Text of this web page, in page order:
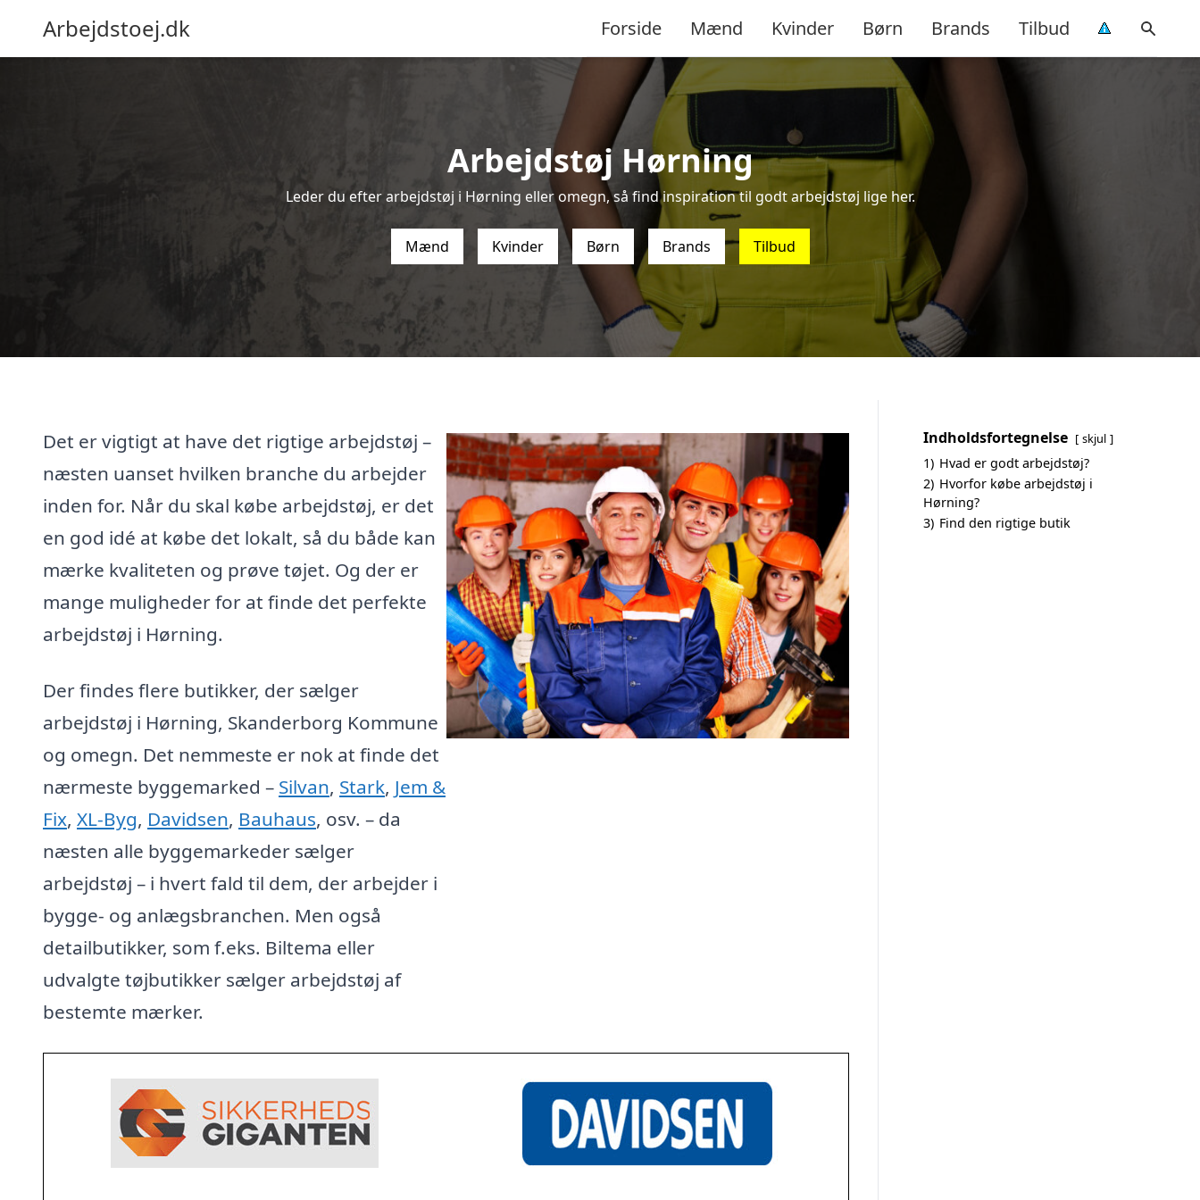
Arbejdstoej.dk Forside Mænd Kvinder Børn Brands Tilbud
Arbejdstøj Hørning
Leder du efter arbejdstøj i Hørning eller omegn, så find inspiration til godt arbejdstøj lige her.
Mænd Kvinder Børn Brands Tilbud
Det er vigtigt at have det rigtige arbejdstøj –
næsten uanset hvilken branche du arbejder
inden for. Når du skal købe arbejdstøj, er det
en god idé at købe det lokalt, så du både kan
mærke kvaliteten og prøve tøjet. Og der er
mange muligheder for at finde det perfekte
arbejdstøj i Hørning.
Der findes flere butikker, der sælger
arbejdstøj i Hørning, Skanderborg Kommune
og omegn. Det nemmeste er nok at finde det
nærmeste byggemarked – Silvan, Stark, Jem &
Fix, XL-Byg, Davidsen, Bauhaus, osv. – da
næsten alle byggemarkeder sælger
arbejdstøj – i hvert fald til dem, der arbejder i
bygge- og anlægsbranchen. Men også
detailbutikker, som f.eks. Biltema eller
udvalgte tøjbutikker sælger arbejdstøj af
bestemte mærker.
Indholdsfortegnelse skjul
1) Hvad er godt arbejdstøj?
2) Hvorfor købe arbejdstøj i
Hørning?
3) Find den rigtige butik